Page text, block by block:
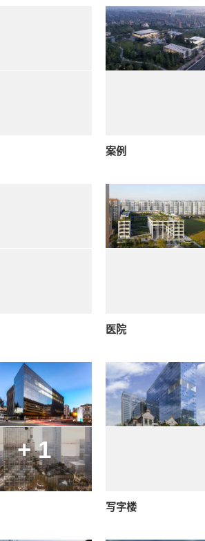
案例
医院
+ 1
写字楼